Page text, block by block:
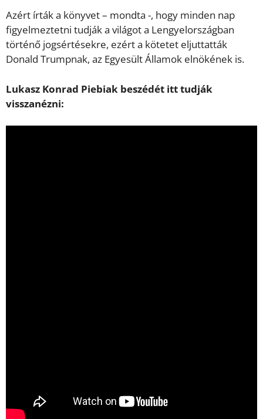
Azért írták a könyvet – mondta -, hogy minden nap
figyelmeztetni tudják a világot a Lengyelországban
történő jogsértésekre, ezért a kötetet eljuttatták
Donald Trumpnak, az Egyesült Államok elnökének is.
Lukasz Konrad Piebiak beszédét itt tudják
visszanézni: